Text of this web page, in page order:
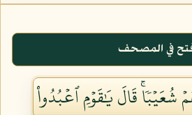
في المصحف
شُعَيۡبٗاۚ قَالَ يَٰقَوۡمِ ٱعۡبُدُواْ